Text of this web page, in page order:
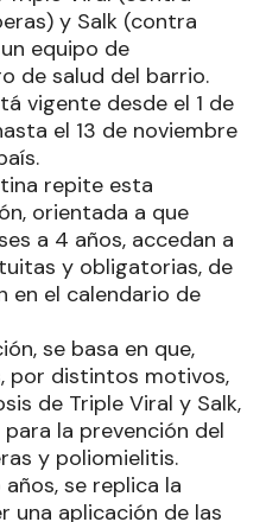
y Salk (contra
equipo de
de salud del barrio.
vigente desde el 1 de
el 13 de noviembre
repite esta
orientada a que
a 4 años, accedan a
y obligatorias, de
en el calendario de
se basa en que,
por distintos motivos,
de Triple Viral y Salk,
la prevención del
y poliomielitis.
se replica la
una aplicación de las